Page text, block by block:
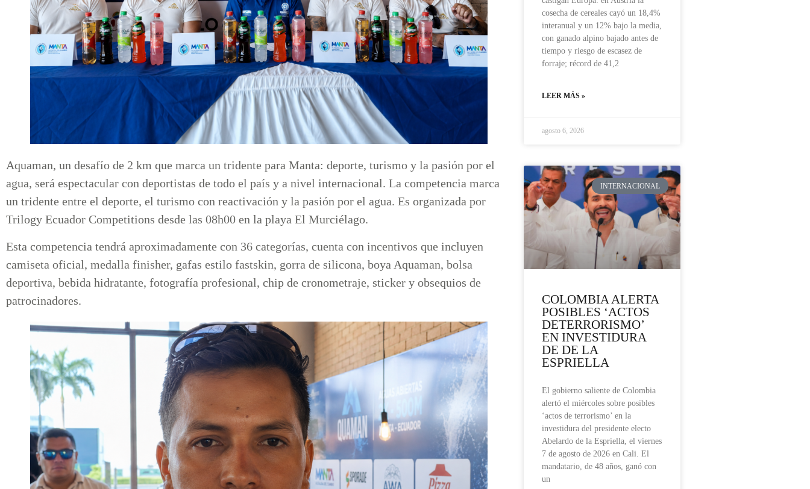
Aquaman, un desafío de 2 km que marca un tridente para Manta: deporte, turismo y la pasión por el
agua, será espectacular con deportistas de todo el país y a nivel internacional. La competencia marca
un tridente entre el deporte, el turismo con reactivación y la pasión por el agua. Es organizada por
Trilogy Ecuador Competitions desde las 08h00 en la playa El Murciélago.
Esta competencia tendrá aproximadamente con 36 categorías, cuenta con incentivos que incluyen
camiseta oficial, medalla finisher, gafas estilo fastskin, gorra de silicona, boya Aquaman, bolsa
deportiva, bebida hidratante, fotografía profesional, chip de cronometraje, sticker y obsequios de
patrocinadores.
cosecha de cereales cayó un 18,4%
interanual y un 12% bajo la media,
con ganado alpino bajado antes de
tiempo y riesgo de escasez de
forraje; récord de 41,2
LEER MÁS »
agosto 6, 2026
INTERNACIONAL
COLOMBIA ALERTA
POSIBLES ‘ACTOS
DETERRORISMO’
EN INVESTIDURA
DE DE LA
ESPRIELLA
El gobierno saliente de Colombia
alertó el miércoles sobre posibles
‘actos de terrorismo’ en la
investidura del presidente electo
Abelardo de la Espriella, el viernes
7 de agosto de 2026 en Cali. El
mandatario, de 48 años, ganó con
un